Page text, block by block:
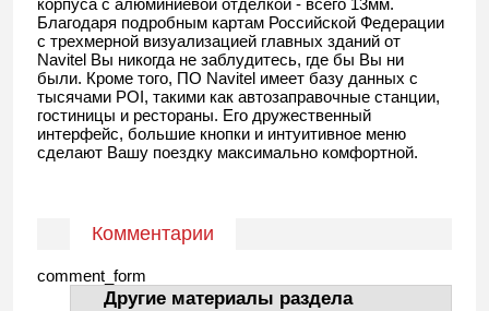
корпуса с алюминиевой отделкой - всего 13мм.
Благодаря подробным картам Российской Федерации
с трехмерной визуализацией главных зданий от
Navitel Вы никогда не заблудитесь, где бы Вы ни
были. Кроме того, ПО Navitel имеет базу данных с
тысячами POI, такими как автозаправочные станции,
гостиницы и рестораны. Его дружественный
интерфейс, большие кнопки и интуитивное меню
сделают Вашу поездку максимально комфортной.
Комментарии
comment_form
Другие материалы раздела